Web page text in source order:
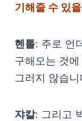
기해줄 수 있
헨톨: 주로 언
구해오는 것
그러지 않습니
쟈칼: 그리고